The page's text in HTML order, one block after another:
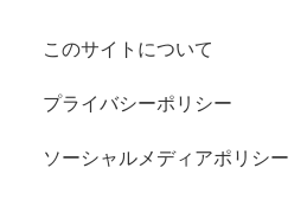
このサイトについて
プライバシーポリシー
ソーシャルメディアポリシー